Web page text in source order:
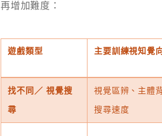
再增加難度：
遊戲類型 主要訓練視知覺
找不同／ 視覺搜
尋
視覺區辨、主體
搜尋速度